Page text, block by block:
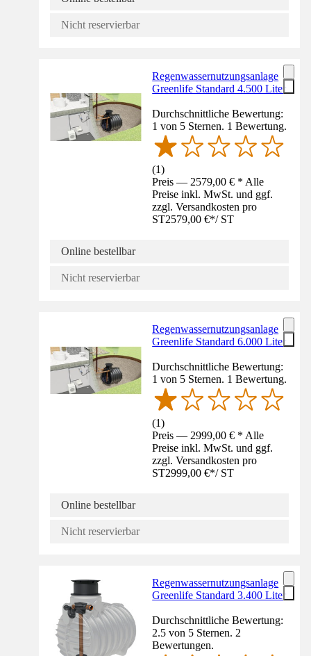
Nicht reservierbar
Regenwassernutzungsanlage
Greenlife Standard 4.500 Liter
Durchschnittliche Bewertung:
1 von 5 Sternen. 1 Bewertung.
(1)
Preis — 2579,00 € * Alle
Preise inkl. MwSt. und ggf.
zzgl. Versandkosten pro
ST2579,00 €*/ ST
Online bestellbar
Nicht reservierbar
Regenwassernutzungsanlage
Greenlife Standard 6.000 Liter
Durchschnittliche Bewertung:
1 von 5 Sternen. 1 Bewertung.
(1)
Preis — 2999,00 € * Alle
Preise inkl. MwSt. und ggf.
zzgl. Versandkosten pro
ST2999,00 €*/ ST
Online bestellbar
Nicht reservierbar
Regenwassernutzungsanlage
Greenlife Standard 3.400 Liter
Durchschnittliche Bewertung:
2.5 von 5 Sternen. 2
Bewertungen.